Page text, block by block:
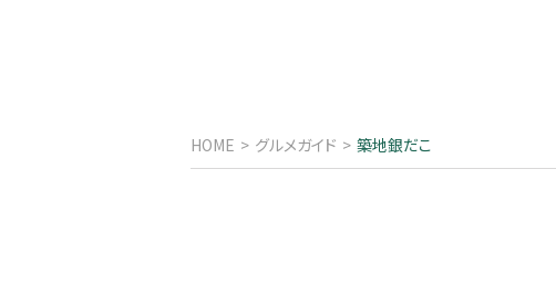
HOME グルメガイド 築地銀だこ